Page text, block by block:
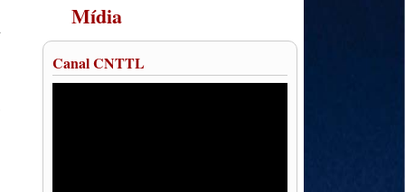
Mídia
Canal CNTTL